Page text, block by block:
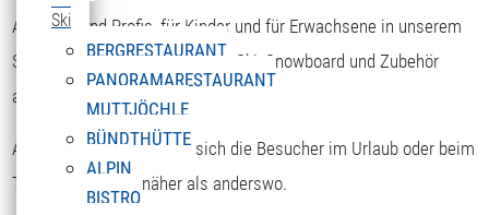
Ski
BERGRESTAURANT
PANORAMARESTAURANT
MUTTJÖCHLE
BÜNDTHÜTTE
ALPIN
BISTRO
Anfänger und Profis, für Kinder und für Erwachsene in unserem
Skigebiet die Möglichkeit, sich Ski, Snowboard und Zubehör
auszuborgen.
Am Sonnenkopf kommen sich die Besucher im Urlaub oder beim
Tagesausflug viel näher als anderswo.